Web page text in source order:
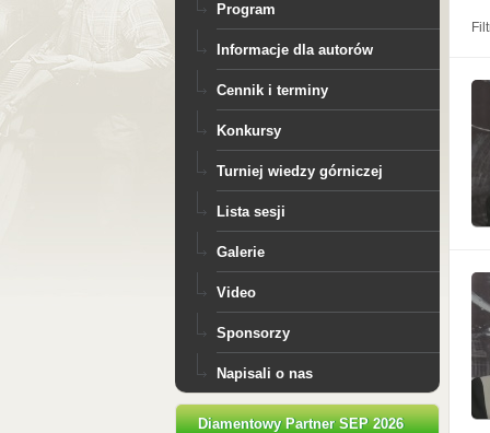
Program
Informacje dla autorów
Cennik i terminy
Konkursy
Turniej wiedzy górniczej
Lista sesji
Galerie
Video
Sponsorzy
Napisali o nas
Diamentowy Partner SEP 2026